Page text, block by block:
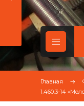
Главная
1.460.3-14